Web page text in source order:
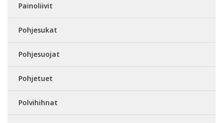
Painoliivit
Pohjesukat
Pohjesuojat
Pohjetuet
Polvihihnat